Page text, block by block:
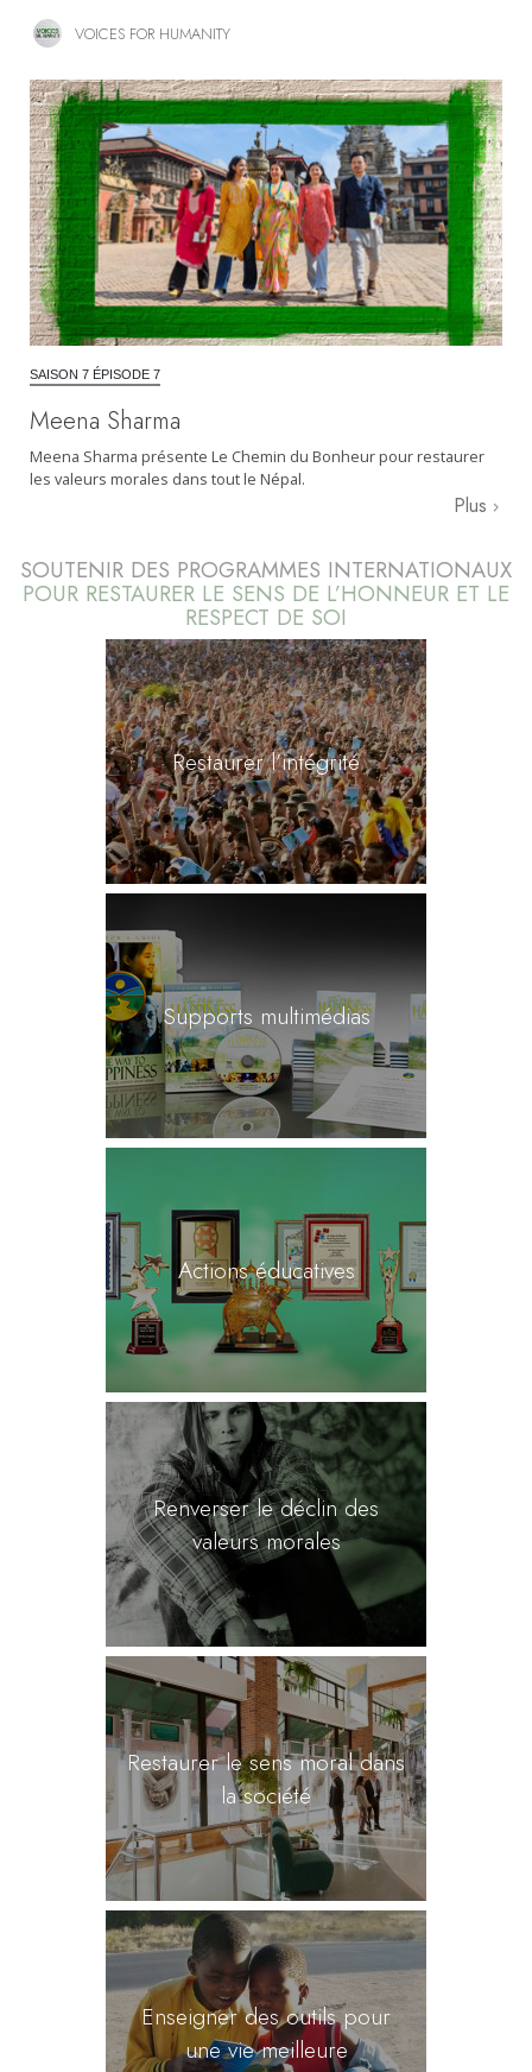
VOICES FOR HUMANITY
SAISON 7 ÉPISODE 7
Meena Sharma
Meena Sharma présente Le Chemin du Bonheur pour restaurer
les valeurs morales dans tout le Népal.
Plus
SOUTENIR DES PROGRAMMES INTERNATIONAUX
POUR RESTAURER LE SENS DE L’HONNEUR ET LE
RESPECT DE SOI
Restaurer l’intégrité
Supports multimédias
Actions éducatives
Renverser le déclin des
valeurs morales
Restaurer le sens moral dans
la société
Enseigner des outils pour
une vie meilleure